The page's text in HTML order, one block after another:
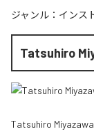
ジャンル： インス
Tatsuhiro
Tatsuhiro Miyazawa